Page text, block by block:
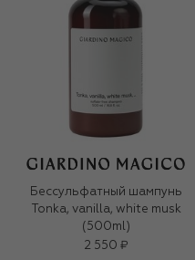
Бессульфатный шампунь
Tonka, vanilla, white musk
(500ml)
2 550 ₽